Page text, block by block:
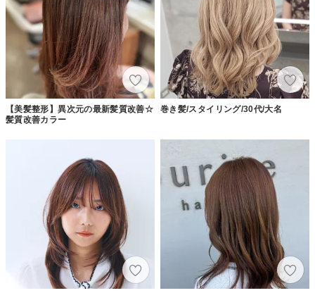
【美髪整形】異次元の最新髪質改善☆
髪質改善カラー
巻き髪/スタイリング/30代/大名